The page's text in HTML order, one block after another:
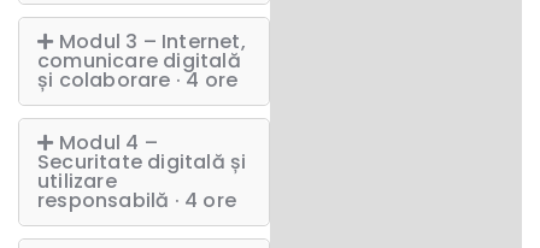
Modul 3 – Internet,
comunicare digitală
și colaborare · 4 ore
Modul 4 –
Securitate digitală și
utilizare
responsabilă · 4 ore